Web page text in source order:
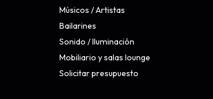
Músicos / Artistas
Bailarines
Sonido / Iluminación
Mobiliario y salas lounge
Solicitar presupuesto